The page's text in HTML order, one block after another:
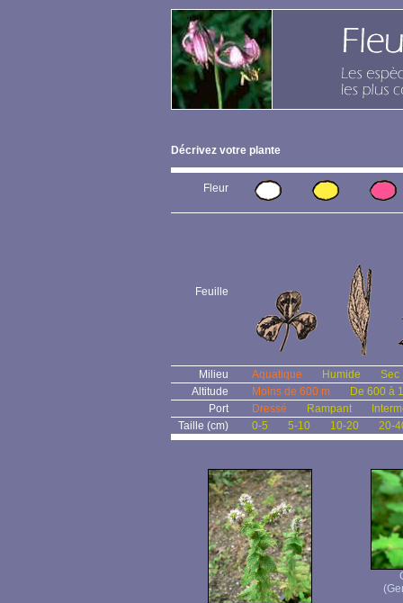
Décrivez votre plante
Fleur
Feuille
Milieu Aquatique Humide
Sec
Altitude
Moins de 600 m
De 600 à
Port
Dressé Rampant
Taille (cm)
0-5 5-10 10-20 20-